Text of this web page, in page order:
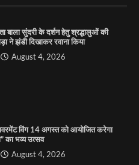
ने ‘तिरंगा यात्रा 2025’ का हरियाणा से
राष्ट्रीय एकता को मिलेगा नया
बाला सुंदरी के दर्शन हेतु श्रद्धालुओं की
ने झंडी दिखाकर रवाना किया
August 4, 2026
विंग 14 अगस्त को आयोजित करेगा
का भव्य उत्सव
August 4, 2026